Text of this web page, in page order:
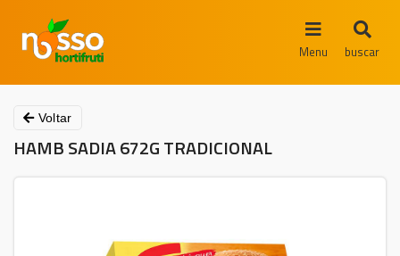
Menu buscar
Voltar
HAMB SADIA 672G TRADICIONAL